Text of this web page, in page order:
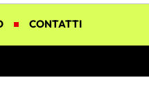
CONTATTI